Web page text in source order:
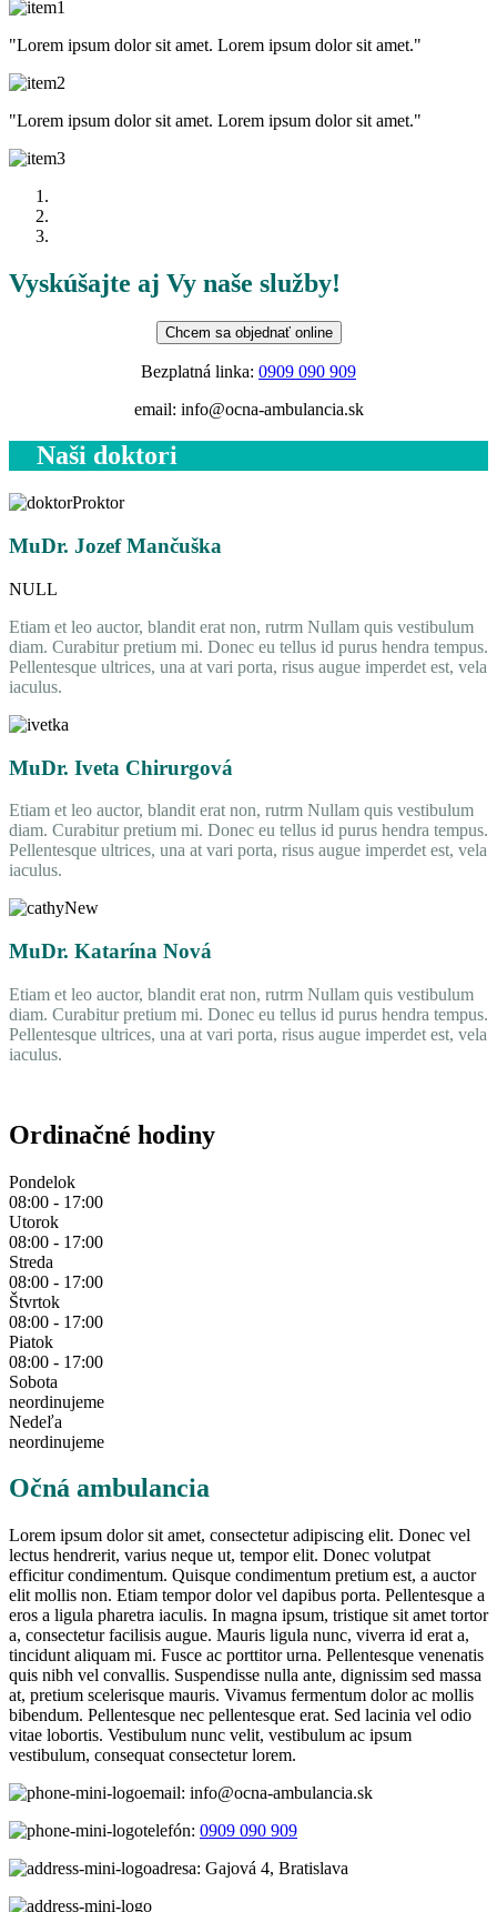
"Lorem ipsum dolor sit amet. Lorem ipsum dolor sit amet."
"Lorem ipsum dolor sit amet. Lorem ipsum dolor sit amet."
Vyskúšajte aj Vy naše služby!
Chcem sa objednať online
Bezplatná linka: 0909 090 909
email: info@ocna-ambulancia.sk
Naši doktori
MuDr. Jozef Mančuška
NULL
Etiam et leo auctor, blandit erat non, rutrm Nullam quis vestibulum
diam. Curabitur pretium mi. Donec eu tellus id purus hendra tempus.
Pellentesque ultrices, una at vari porta, risus augue imperdet est, vela
iaculus.
MuDr. Iveta Chirurgová
Etiam et leo auctor, blandit erat non, rutrm Nullam quis vestibulum
diam. Curabitur pretium mi. Donec eu tellus id purus hendra tempus.
Pellentesque ultrices, una at vari porta, risus augue imperdet est, vela
iaculus.
MuDr. Katarína Nová
Etiam et leo auctor, blandit erat non, rutrm Nullam quis vestibulum
diam. Curabitur pretium mi. Donec eu tellus id purus hendra tempus.
Pellentesque ultrices, una at vari porta, risus augue imperdet est, vela
iaculus.
Ordinačné hodiny
Pondelok
08:00 - 17:00
Utorok
08:00 - 17:00
Streda
08:00 - 17:00
Štvrtok
08:00 - 17:00
Piatok
08:00 - 17:00
Sobota
neordinujeme
Nedeľa
neordinujeme
Očná ambulancia
Lorem ipsum dolor sit amet, consectetur adipiscing elit. Donec vel
lectus hendrerit, varius neque ut, tempor elit. Donec volutpat
efficitur condimentum. Quisque condimentum pretium est, a auctor
elit mollis non. Etiam tempor dolor vel dapibus porta. Pellentesque a
eros a ligula pharetra iaculis. In magna ipsum, tristique sit amet tortor
a, consectetur facilisis augue. Mauris ligula nunc, viverra id erat a,
tincidunt aliquam mi. Fusce ac porttitor urna. Pellentesque venenatis
quis nibh vel convallis. Suspendisse nulla ante, dignissim sed massa
at, pretium scelerisque mauris. Vivamus fermentum dolor ac mollis
bibendum. Pellentesque nec pellentesque erat. Sed lacinia vel odio
vitae lobortis. Vestibulum nunc velit, vestibulum ac ipsum
vestibulum, consequat consectetur lorem.
email: info@ocna-ambulancia.sk
telefón: 0909 090 909
adresa: Gajová 4, Bratislava